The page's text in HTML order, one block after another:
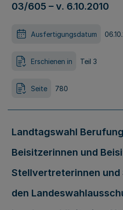
03/605 – v. 6.10.2010
Ausfertigungsdatum
Erschienen in Teil 3
Seite 780
Landtagswahl
Beisitzerinnen und
Stellvertreterinnen
den